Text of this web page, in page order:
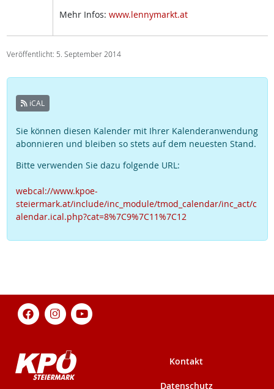
Mehr Infos: www.lennymarkt.at
Veröffentlicht: 5. September 2014
iCAL
Sie können diesen Kalender mit Ihrer Kalenderanwendung
abonnieren und bleiben so stets auf dem neuesten Stand.
Bitte verwenden Sie dazu folgende URL:
webcal://www.kpoe-
steiermark.at/include/inc_module/tmod_calendar/inc_act/c
alendar.ical.php?cat=8%7C9%7C11%7C12
Kontakt
Datenschutz